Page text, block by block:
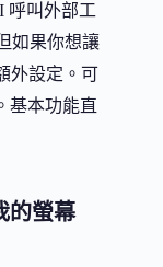
呼叫外部工
如果你想讓
外設定。可
基本功能直
的螢幕